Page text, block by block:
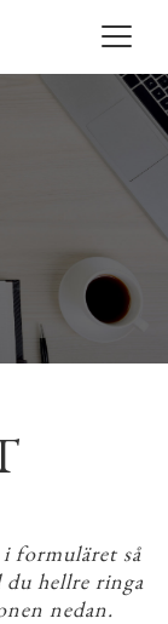
Toggle
formuläret så
hellre ringa
nedan.